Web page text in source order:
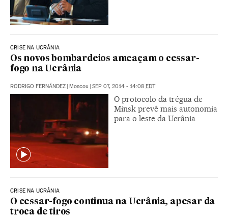
CRISE NA UCRÂNIA
Os novos bombardeios ameaçam o cessar-
fogo na Ucrânia
RODRIGO FERNÁNDEZ | Moscou | SEP 07, 2014 - 14:08 EDT
O protocolo da trégua de
Minsk prevê mais autonomia
para o leste da Ucrânia
CRISE NA UCRÂNIA
O cessar-fogo continua na Ucrânia, apesar da
troca de tiros